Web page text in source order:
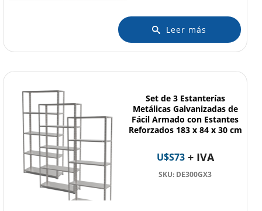
Leer más
Set de 3 Estanterías
Metálicas Galvanizadas de
Fácil Armado con Estantes
Reforzados 183 x 84 x 30 cm
U$S73+ IVA
SKU: DE300GX3